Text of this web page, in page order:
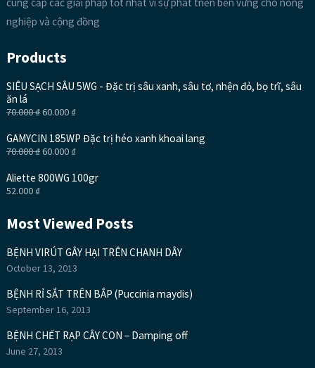
nghiệp và cộng đồng
Products
SIÊU SẠCH SÂU 5WG - Đặc trị sâu xanh, sâu tơ, nhện đỏ, bọ trĩ, sâu
ăn lá
70.000₫60.000 ₫
GAMYCIN 185WP Đặc trị héo xanh khoai lang
70.000₫60.000 ₫
Aliette 800WG 100gr
52.000 ₫
Most Viewed Posts
BỆNH VIRÚT GÂY HẠI TRÊN CHANH DÂY
October 13, 2013
BỆNH RỈ SẮT TRÊN BẮP (Puccinia maydis)
September 16, 2013
BỆNH CHẾT RẠP CÂY CON – Damping off
June 27, 2013